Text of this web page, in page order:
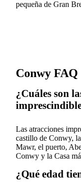
pequeña de Gran
Conwy FAQ
¿Cuáles son
Las atracciones
castillo de Conwy,
Mawr, el puerto,
Conwy y la Casa
¿Qué edad